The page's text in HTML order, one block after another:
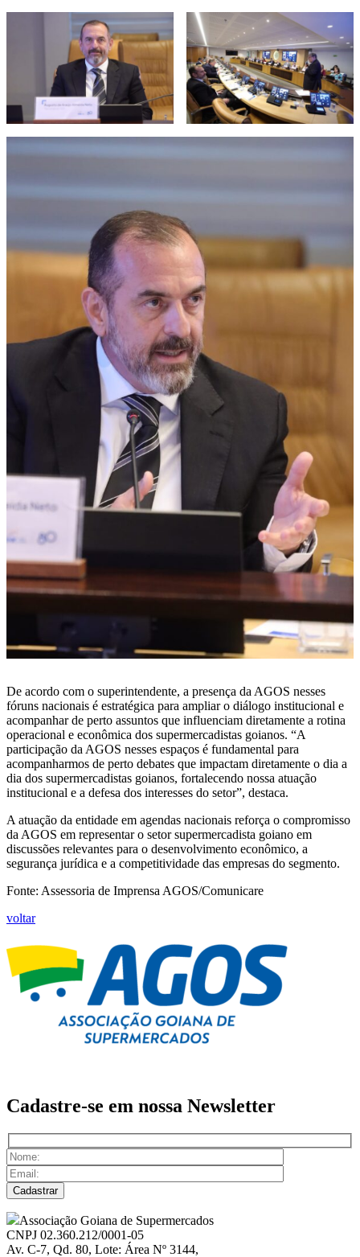
De acordo com o superintendente, a presença da AGOS nesses
fóruns nacionais é estratégica para ampliar o diálogo institucional e
acompanhar de perto assuntos que influenciam diretamente a rotina
operacional e econômica dos supermercadistas goianos. “A
participação da AGOS nesses espaços é fundamental para
acompanharmos de perto debates que impactam diretamente o dia a
dia dos supermercadistas goianos, fortalecendo nossa atuação
institucional e a defesa dos interesses do setor”, destaca.
A atuação da entidade em agendas nacionais reforça o compromisso
da AGOS em representar o setor supermercadista goiano em
discussões relevantes para o desenvolvimento econômico, a
segurança jurídica e a competitividade das empresas do segmento.
Fonte: Assessoria de Imprensa AGOS/Comunicare
voltar
Cadastre-se em nossa Newsletter
Associação Goiana de Supermercados
CNPJ 02.360.212/0001-05
Av. C-7, Qd. 80, Lote: Área Nº 3144,